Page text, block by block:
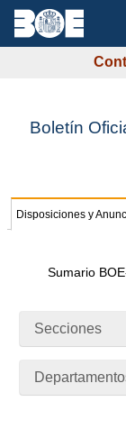
Boletín
Disposiciones y
Sumario
Secciones